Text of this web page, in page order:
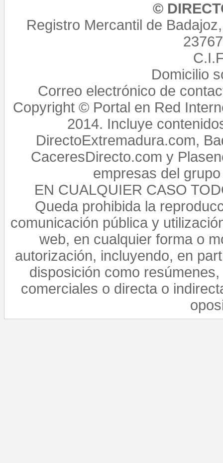
©
Registro Mercantil de
Domicilio
Correo electrónico de
Copyright © Portal en Red
2014. Incluye
DirectoExtremadura.com,
CaceresDirecto.com y
empresas del
EN CUALQUIER CASO
Queda prohibida la
comunicación pública y
web, en cualquier forma o
autorización, incluyendo, en
disposición como
comerciales o directa o